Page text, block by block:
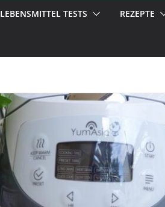
LEBENSMITTEL TESTS REZEPTE